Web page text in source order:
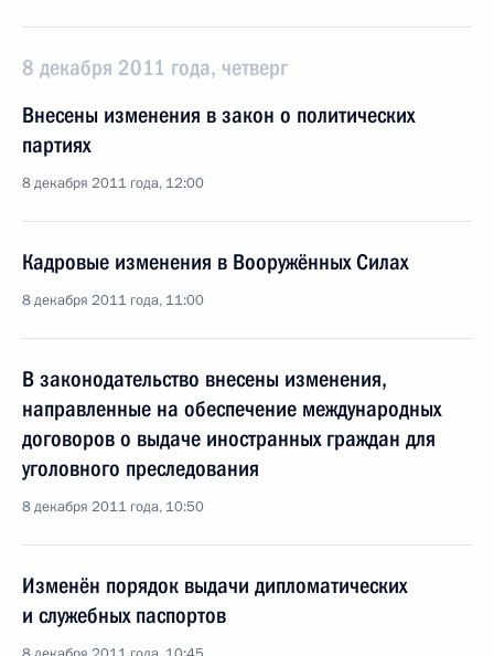
8 декабря 2011 года, четверг
Внесены изменения в закон о политических
партиях
8 декабря 2011 года, 12:00
Кадровые изменения в Вооружённых Силах
8 декабря 2011 года, 11:00
В законодательство внесены изменения,
направленные на обеспечение международных
договоров о выдаче иностранных граждан для
уголовного преследования
8 декабря 2011 года, 10:50
Изменён порядок выдачи дипломатических
и служебных паспортов